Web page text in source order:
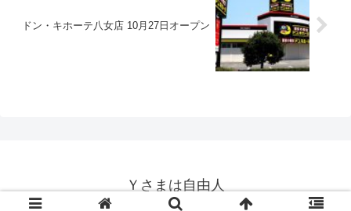
ドン・キホーテ八女店 10月27日オープン
Ｙさまは自由人
© 2014-2026 Ｙさまは自由人.